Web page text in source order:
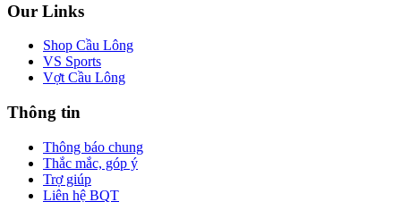
Our Links
Shop Cầu Lông
VS Sports
Vợt Cầu Lông
Thông tin
Thông báo chung
Thắc mắc, góp ý
Trợ giúp
Liên hệ BQT